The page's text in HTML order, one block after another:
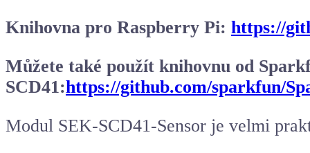
Knihovna pro Raspberry Pi: https://
Můžete také použít knihovnu od
SCD41:https://github.com/sparkfun/
Modul SEK-SCD41-Sensor je velmi